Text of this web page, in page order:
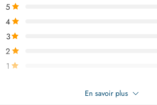
5
4
3
2
1
Soyez le premier à donner votre avis sur
50l + jeu de 5 pcs goude haut
En savoir plus